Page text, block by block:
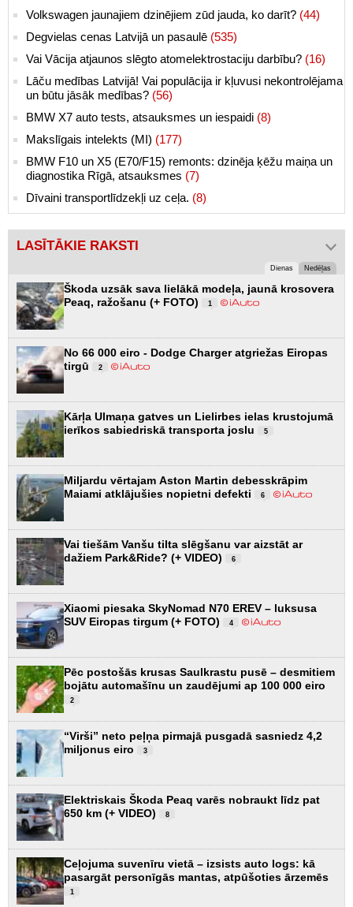
Volkswagen jaunajiem dzinējiem zūd jauda, ko darīt? (44)
Degvielas cenas Latvijā un pasaulē (535)
Vai Vācija atjaunos slēgto atomelektrostaciju darbību? (16)
Lāču medības Latvijā! Vai populācija ir kļuvusi nekontrolējama
un būtu jāsāk medības? (56)
BMW X7 auto tests, atsauksmes un iespaidi (8)
Makslīgais intelekts (MI) (177)
BMW F10 un X5 (E70/F15) remonts: dzinēja ķēžu maiņa un
diagnostika Rīgā, atsauksmes (7)
Dīvaini transportlīdzekļi uz ceļa. (8)
LASĪTĀKIE RAKSTI
Dienas Nedēļas
Škoda uzsāk sava lielākā modeļa, jaunā krosovera
Peaq, ražošanu (+ FOTO)
1
No 66 000 eiro - Dodge Charger atgriežas Eiropas
tirgū
2
Kārļa Ulmaņa gatves un Lielirbes ielas krustojumā
ierīkos sabiedriskā transporta joslu
5
Miljardu vērtajam Aston Martin debesskrāpim
Maiami atklājušies nopietni defekti
6
Vai tiešām Vanšu tilta slēgšanu var aizstāt ar
dažiem Park&Ride? (+ VIDEO)
6
Xiaomi piesaka SkyNomad N70 EREV – luksusa
SUV Eiropas tirgum (+ FOTO)
4
Pēc postošās krusas Saulkrastu pusē – desmitiem
bojātu automašīnu un zaudējumi ap 100 000 eiro
2
“Virši” neto peļņa pirmajā pusgadā sasniedz 4,2
miljonus eiro
3
Elektriskais Škoda Peaq varēs nobraukt līdz pat
650 km (+ VIDEO)
8
Ceļojuma suvenīru vietā – izsists auto logs: kā
pasargāt personīgās mantas, atpūšoties ārzemēs
1